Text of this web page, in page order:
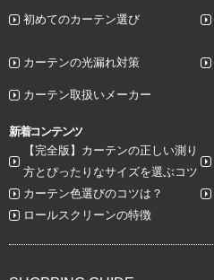
初めてのカーテン選び
カーテンの光漏れ対策
カーテン取扱いメーカー
新着コンテンツ
【完全版】カーテンの正しい測り
方とぴったりなサイズを選ぶコツ
カーテン色選びのコツは？
ロールスクリーンの特徴